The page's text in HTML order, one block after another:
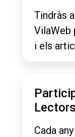
Tindràs
VilaWeb
i els
Lectors
Cada